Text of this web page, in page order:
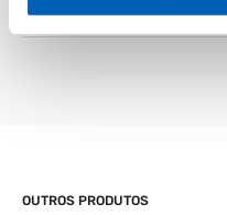
OUTROS PRODUTOS